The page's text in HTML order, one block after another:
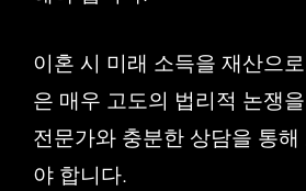
이혼 시 미래 소득을 재산으
은 매우 고도의 법리적 논쟁
전문가와 충분한 상담을 통
야 합니다.